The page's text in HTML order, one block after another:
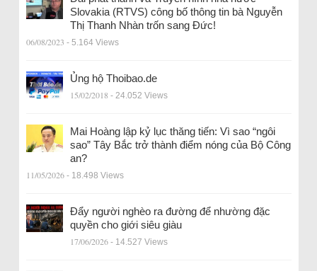
Slovakia (RTVS) công bố thông tin bà Nguyễn
Thị Thanh Nhàn trốn sang Đức!
06/08/2023 - 5.164 Views
Ủng hộ Thoibao.de
15/02/2018 - 24.052 Views
Mai Hoàng lập kỷ lục thăng tiến: Vì sao “ngôi
sao” Tây Bắc trở thành điểm nóng của Bộ Công
an?
11/05/2026 - 18.498 Views
Đẩy người nghèo ra đường để nhường đặc
quyền cho giới siêu giàu
17/06/2026 - 14.527 Views